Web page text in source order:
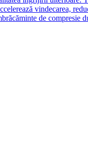
vindecarea,
de compresie